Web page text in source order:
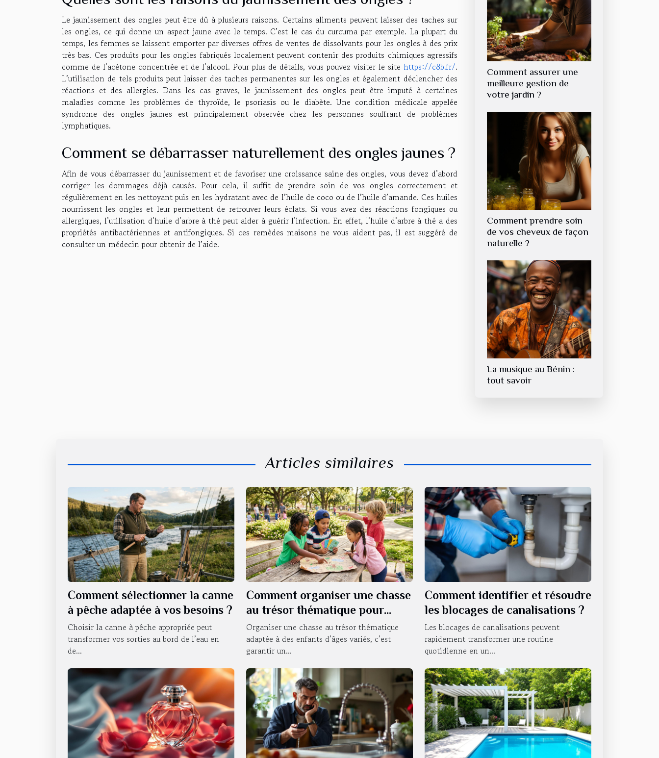
Le jaunissement des ongles peut être dû à plusieurs raisons. Certains aliments peuvent laisser des taches sur
les ongles, ce qui donne un aspect jaune avec le temps. C’est le cas du curcuma par exemple. La plupart du
temps, les femmes se laissent emporter par diverses offres de ventes de dissolvants pour les ongles à des prix
très bas. Ces produits pour les ongles fabriqués localement peuvent contenir des produits chimiques agressifs
comme de l’acétone concentrée et de l’alcool. Pour plus de détails, vous pouvez visiter le site https://c8b.fr/.
L’utilisation de tels produits peut laisser des taches permanentes sur les ongles et également déclencher des
réactions et des allergies. Dans les cas graves, le jaunissement des ongles peut être imputé à certaines
maladies comme les problèmes de thyroïde, le psoriasis ou le diabète. Une condition médicale appelée
syndrome des ongles jaunes est principalement observée chez les personnes souffrant de problèmes
lymphatiques.
Comment se débarrasser naturellement des ongles jaunes ?
Afin de vous débarrasser du jaunissement et de favoriser une croissance saine des ongles, vous devez d’abord
corriger les dommages déjà causés. Pour cela, il suffit de prendre soin de vos ongles correctement et
régulièrement en les nettoyant puis en les hydratant avec de l’huile de coco ou de l’huile d’amande. Ces huiles
nourrissent les ongles et leur permettent de retrouver leurs éclats. Si vous avez des réactions fongiques ou
allergiques, l’utilisation d’huile d’arbre à thé peut aider à guérir l’infection. En effet, l’huile d’arbre à thé a des
propriétés antibactériennes et antifongiques. Si ces remèdes maisons ne vous aident pas, il est suggéré de
consulter un médecin pour obtenir de l’aide.
Comment assurer une
meilleure gestion de
votre jardin ?
Comment prendre soin
de vos cheveux de façon
naturelle ?
La musique au Bénin :
tout savoir
Articles similaires
Comment sélectionner la canne
à pêche adaptée à vos besoins ?
Choisir la canne à pêche appropriée peut
transformer vos sorties au bord de l’eau en
de...
Comment organiser une chasse
au trésor thématique pour
enfants de différents âges ?
Organiser une chasse au trésor thématique
adaptée à des enfants d’âges variés, c’est
garantir un...
Comment identifier et résoudre
les blocages de canalisations ?
Les blocages de canalisations peuvent
rapidement transformer une routine
quotidienne en un...